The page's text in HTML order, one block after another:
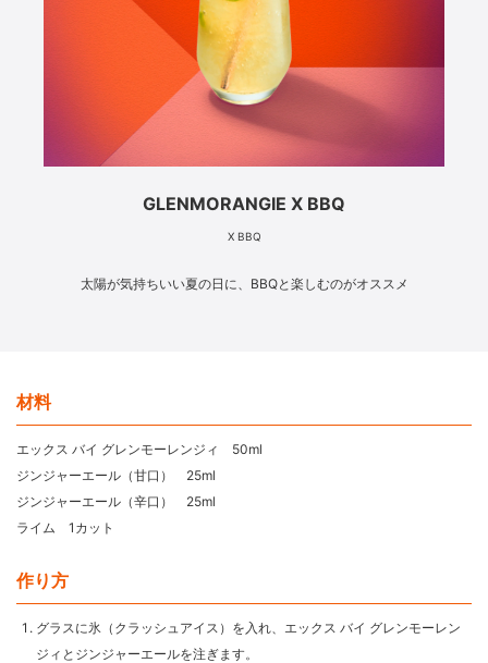
GLENMORANGIE X BBQ
X BBQ
太陽が気持ちいい夏の日に、BBQと楽しむのがオススメ
材料
エックス バイ グレンモーレンジィ 50ml
ジンジャーエール（甘口） 25ml
ジンジャーエール（辛口） 25ml
ライム 1カット
作り方
グラスに氷（クラッシュアイス）を入れ、エックス バイ グレンモーレン
ジィとジンジャーエールを注ぎます。